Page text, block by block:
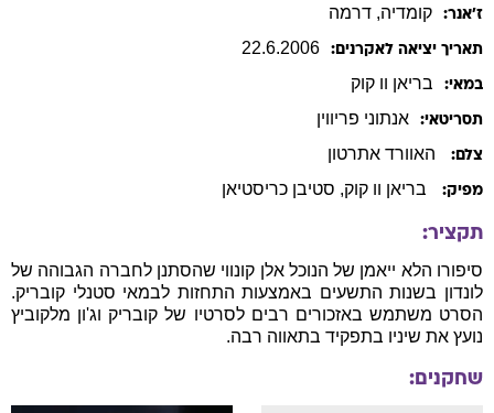
ז׳אנר: קומדיה, דרמה
תאריך יציאה לאקרנים: 22.6.2006
במאי: בריאן וו קוק
תסריטאי: אנתוני פריווין
צלם: האוורד אתרטון
מפיק: בריאן וו קוק, סטיבן כריסטיאן
תקציר:
סיפורו הלא ייאמן של הנוכל אלן קונווי שהסתנן לחברה הגבוהה של
לונדון בשנות התשעים באמצעות התחזות לבמאי סטנלי קובריק.
הסרט משתמש באזכורים רבים לסרטיו של קובריק וג'ון מלקוביץ
נועץ את שיניו בתפקיד בתאווה רבה.
שחקנים: